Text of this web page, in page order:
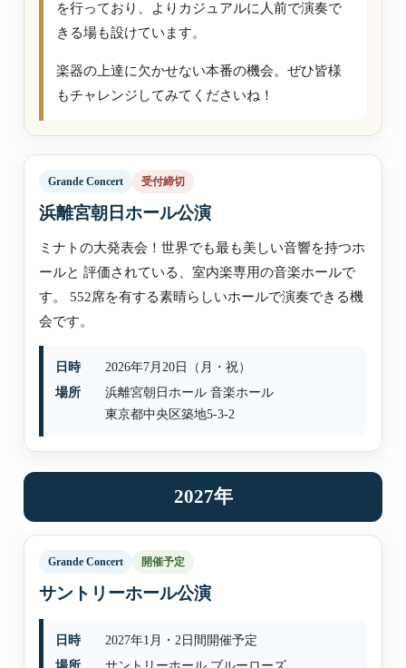
を行っており、よりカジュアルに人前で演奏で
きる場も設けています。
楽器の上達に欠かせない本番の機会。ぜひ皆様
もチャレンジしてみてくださいね！
Grande Concert 受付締切
浜離宮朝日ホール公演
ミナトの大発表会！世界でも最も美しい音響を持つホ
ールと 評価されている、室内楽専用の音楽ホールで
す。 552席を有する素晴らしいホールで演奏できる機
会です。
日時
2026年7月20日（月・祝）
場所
浜離宮朝日ホール 音楽ホール
東京都中央区築地5-3-2
2027年
Grande Concert 開催予定
サントリーホール公演
日時
2027年1月・2日間開催予定